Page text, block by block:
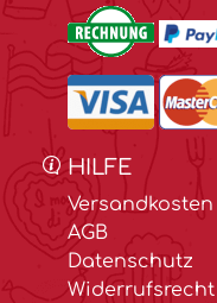
HILFE
Versandkosten
AGB
Datenschutz
Widerrufsrecht